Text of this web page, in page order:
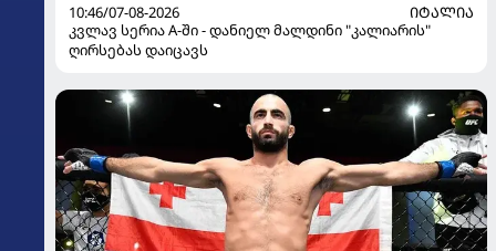
10:46/07-08-2026
ᲘᲢᲐᲚᲘᲐ
კვლავ სერია A-ში - დანიელ მალდინი "კალიარის"
ღირსებას დაიცავს